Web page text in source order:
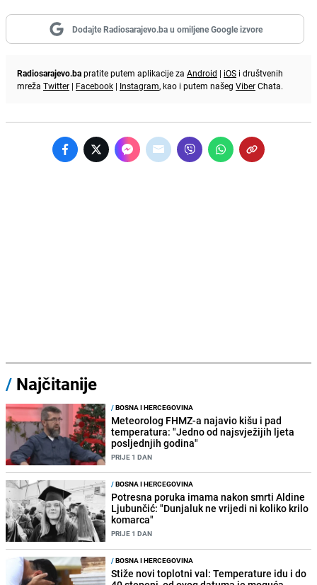
Dodajte Radiosarajevo.ba u omiljene Google izvore
Radiosarajevo.bapratite putem aplikacije za Android | iOS i društvenih
mreža Twitter | Facebook | Instagram, kao i putem našeg ViberChata.
/ Najčitanije
/BOSNA I HERCEGOVINA
Meteorolog FHMZ-a najavio kišu i pad
temperatura: "Jedno od najsvježijih ljeta
posljednjih godina"
PRIJE 1 DAN
/BOSNA I HERCEGOVINA
Potresna poruka imama nakon smrti Aldine
Ljubunčić: "Dunjaluk ne vrijedi ni koliko krilo
komarca"
PRIJE 1 DAN
/BOSNA I HERCEGOVINA
Stiže novi toplotni val: Temperature idu i do